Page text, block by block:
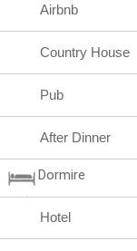
Airbnb
Country House
Pub
After Dinner
Dormire
Hotel